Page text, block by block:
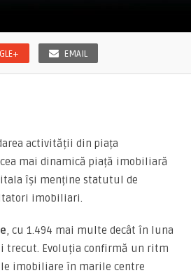
EMAIL
activității din piața
mai dinamică piață imobiliară
își menține statutul de
imobiliari.
, cu 1.494 mai multe decât în luna
trecut. Evoluția confirmă un ritm
imobiliare în marile centre